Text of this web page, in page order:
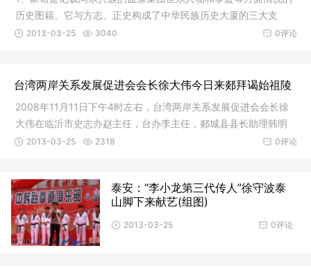
历史图籍。它与方志、正史构成了中华民族历史大厦的三大支
柱，是我
0评论
2013-03-25 3040
台湾两岸关系发展促进会会长徐大伟今日来郯拜谒始祖陵
2008年11月11日下午4时左右，台湾两岸关系发展促进会会长徐
大伟在临沂市史志办赵主任，台办李主任，郯城县县长助理韩明
林，县志
0评论
2013-03-25 2318
泰安：“李小龙第三代传人”徐守波泰
山脚下来献艺(组图)
0评论
2013-03-25